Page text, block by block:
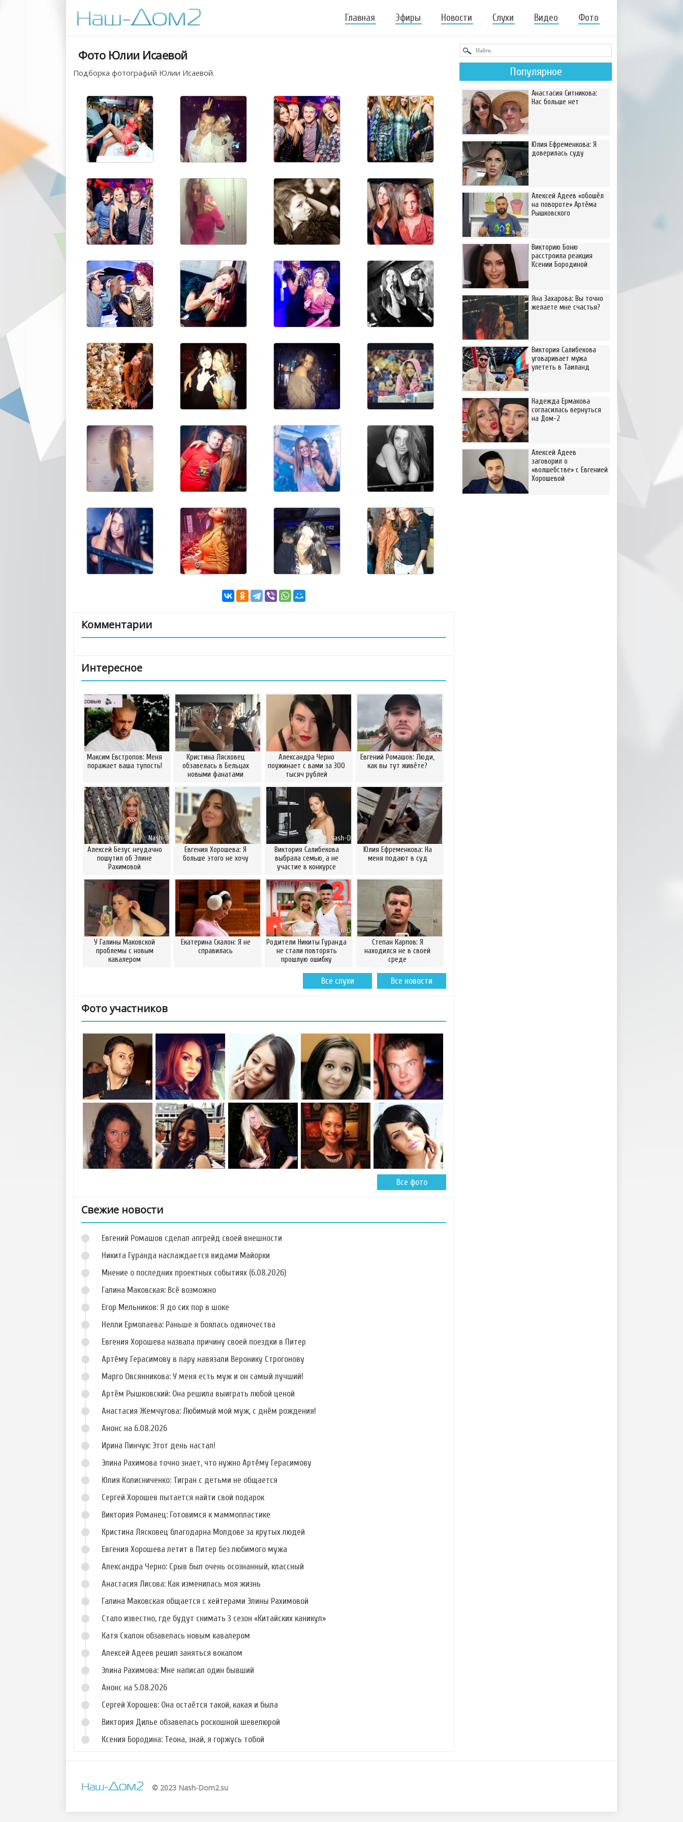
Главная Эфиры Новости Слухи Видео Фото
Фото Юлии Исаевой
Подборка фотографий Юлии Исаевой.
Комментарии
Интересное
Максим Евстропов: Меня
поражает ваша тупость!
Кристина Лясковец
обзавелась в Бельцах
новыми фанатами
Александра Черно
поужинает с вами за 300
тысяч рублей
Евгений Ромашов: Люди,
как вы тут живёте?
Алексей Безус неудачно
пошутил об Элине
Рахимовой
Евгения Хорошева: Я
больше этого не хочу
Виктория Салибекова
выбрала семью, а не
участие в конкурсе
Юлия Ефременкова: На
меня подают в суд
У Галины Маковской
проблемы с новым
кавалером
Екатерина Скалон: Я не
справилась
Родители Никиты Гуранда
не стали повторять
прошлую ошибку
Степан Карпов: Я
находился не в своей
среде
Все новости
Все слухи
Фото участников
Фото Николая
Горбулина
Фото Дарьи
Дударевой
Фото Анастасии
Ворман
Фото Елизаветы
Шароха
Фото Юлии
Щаулиной
Все фото
Свежие новости
Евгений Ромашов сделал апгрейд своей внешности
Никита Гуранда наслаждается видами Майорки
Мнение о последних проектных событиях (6.08.2026)
Галина Маковская: Всё возможно
Егор Мельников: Я до сих пор в шоке
Нелли Ермолаева: Раньше я боялась одиночества
Евгения Хорошева назвала причину своей поездки в Питер
Артёму Герасимову в пару навязали Веронику Строгонову
Марго Овсянникова: У меня есть муж и он самый лучший!
Артём Рышковский: Она решила выиграть любой ценой
Анастасия Жемчугова: Любимый мой муж, с днём рождения!
Анонс на 6.08.2026
Ирина Пинчук: Этот день настал!
Элина Рахимова точно знает, что нужно Артёму Герасимову
Юлия Колисниченко: Тигран с детьми не общается
Сергей Хорошев пытается найти свой подарок
Виктория Романец: Готовимся к маммопластике
Кристина Лясковец благодарна Молдове за крутых людей
Евгения Хорошева летит в Питер без любимого мужа
Александра Черно: Срыв был очень осознанный, классный
Анастасия Лисова: Как изменилась моя жизнь
Галина Маковская общается с хейтерами Элины Рахимовой
Стало известно, где будут снимать 3 сезон «Китайских каникул»
Катя Скалон обзавелась новым кавалером
Алексей Адеев решил заняться вокалом
Элина Рахимова: Мне написал один бывший
Анонс на 5.08.2026
Сергей Хорошев: Она остаётся такой, какая и была
Виктория Дилье обзавелась роскошной шевелюрой
Ксения Бородина: Теона, знай, я горжусь тобой
Популярное
Анастасия Ситникова:
Нас больше нет
Юлия Ефременкова: Я
доверилась суду
Алексей Адеев «обошёл
на повороте» Артёма
Рышковского
Викторию Боню
расстроила реакция
Ксении Бородиной
Яна Захарова: Вы точно
желаете мне счастья?
Виктория Салибекова
уговаривает мужа
улететь в Таиланд
Надежда Ермакова
согласилась вернуться
на Дом-2
Алексей Адеев
заговорил о
«волшебстве» с Евгенией
Хорошевой
© 2023 Nash-Dom2.su